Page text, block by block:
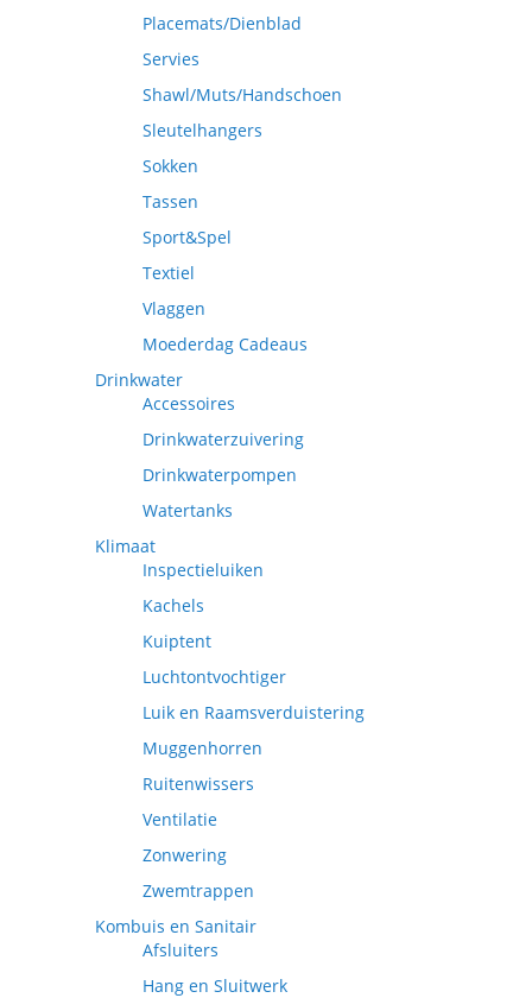
Placemats/Dienblad
Servies
Shawl/Muts/Handschoen
Sleutelhangers
Sokken
Tassen
Sport&Spel
Textiel
Vlaggen
Moederdag Cadeaus
Drinkwater
Accessoires
Drinkwaterzuivering
Drinkwaterpompen
Watertanks
Klimaat
Inspectieluiken
Kachels
Kuiptent
Luchtontvochtiger
Luik en Raamsverduistering
Muggenhorren
Ruitenwissers
Ventilatie
Zonwering
Zwemtrappen
Kombuis en Sanitair
Afsluiters
Hang en Sluitwerk